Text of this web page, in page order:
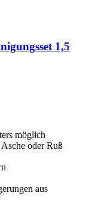
1,5
möglich
oder Ruß
aus